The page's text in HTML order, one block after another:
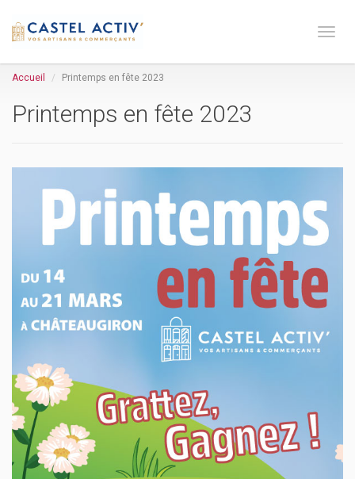
Toge
Accueil Printemps en fête 2023
Printemps en fête 2023